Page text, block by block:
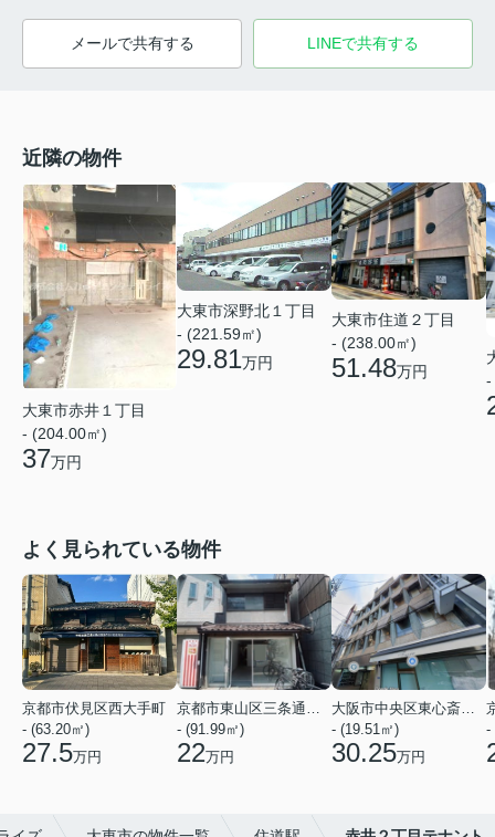
メールで共有する LINEで共有する
近隣の物件
大東市赤井１丁目
- (204.00㎡)
37万円
大東市深野北１丁目
- (221.59㎡)
29.81万円
大東市住道２丁目
- (238.00㎡)
51.48万円
-
よく見られている物件
京都市伏見区西大手町
- (63.20㎡)
27.5万円
- (91.99㎡)
22万円
- (19.51㎡)
30.25万円
-